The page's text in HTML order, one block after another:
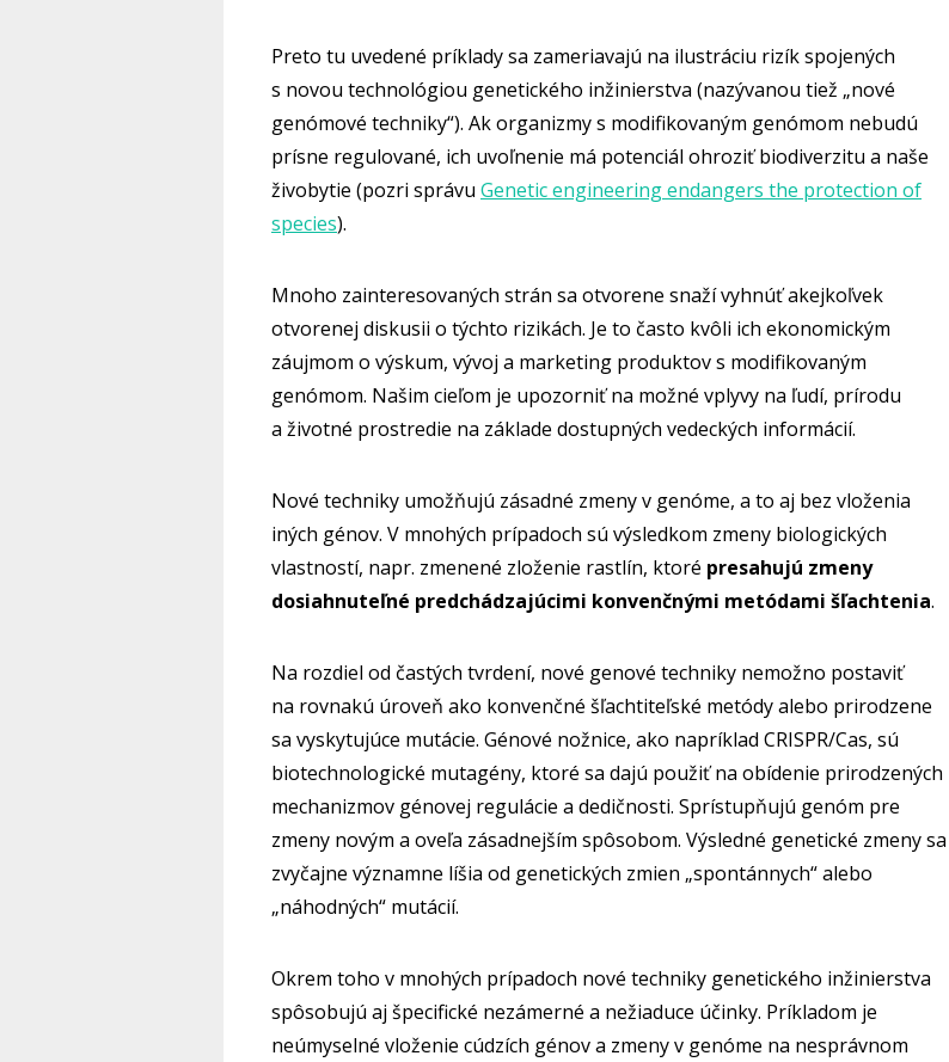
Preto tu uvedené príklady sa zameriavajú na ilustráciu rizík spojených
s novou technológiou genetického inžinierstva (nazývanou tiež „nové
genómové techniky“). Ak organizmy s modifikovaným genómom nebudú
prísne regulované, ich uvoľnenie má potenciál ohroziť biodiverzitu a naše
živobytie (pozri správu Genetic engineering endangers the protection of
species).
Mnoho zainteresovaných strán sa otvorene snaží vyhnúť akejkoľvek
otvorenej diskusii o týchto rizikách. Je to často kvôli ich ekonomickým
záujmom o výskum, vývoj a marketing produktov s modifikovaným
genómom. Našim cieľom je upozorniť na možné vplyvy na ľudí, prírodu
a životné prostredie na základe dostupných vedeckých informácií.
Nové techniky umožňujú zásadné zmeny v genóme, a to aj bez vloženia
iných génov. V mnohých prípadoch sú výsledkom zmeny biologických
vlastností, napr. zmenené zloženie rastlín, ktoré presahujú zmeny
dosiahnuteľné predchádzajúcimi konvenčnými metódami šľachtenia.
Na rozdiel od častých tvrdení, nové genové techniky nemožno postaviť
na rovnakú úroveň ako konvenčné šľachtiteľské metódy alebo prirodzene
sa vyskytujúce mutácie. Génové nožnice, ako napríklad CRISPR/Cas, sú
biotechnologické mutagény, ktoré sa dajú použiť na obídenie prirodzených
mechanizmov génovej regulácie a dedičnosti. Sprístupňujú genóm pre
zmeny novým a oveľa zásadnejším spôsobom. Výsledné genetické zmeny sa
zvyčajne významne líšia od genetických zmien „spontánnych“ alebo
„náhodných“ mutácií.
Okrem toho v mnohých prípadoch nové techniky genetického inžinierstva
spôsobujú aj špecifické nezámerné a nežiaduce účinky. Príkladom je
neúmyselné vloženie cúdzích génov a zmeny v genóme na nesprávnom